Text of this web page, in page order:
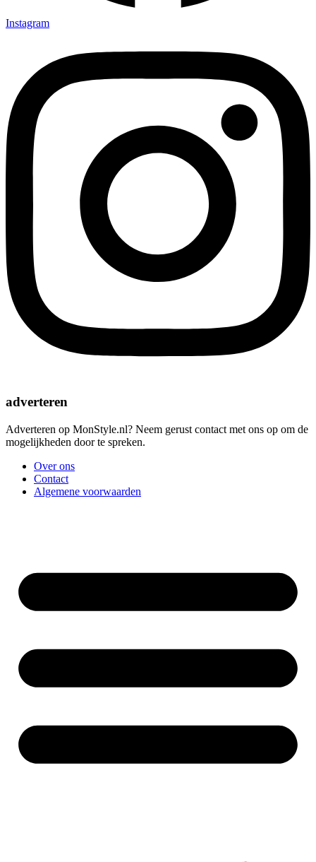
Instagram
adverteren
Adverteren op MonStyle.nl? Neem gerust contact met ons op om de
mogelijkheden door te spreken.
Over ons
Contact
Algemene voorwaarden